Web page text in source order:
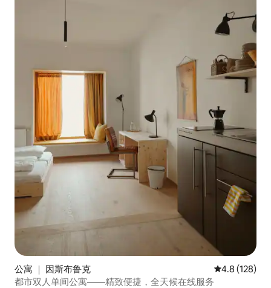
公寓 ｜ 因斯布鲁克 平均评分 4.8
4.8 (128)
都市双人单间公寓——精致便捷，全天候在线服务